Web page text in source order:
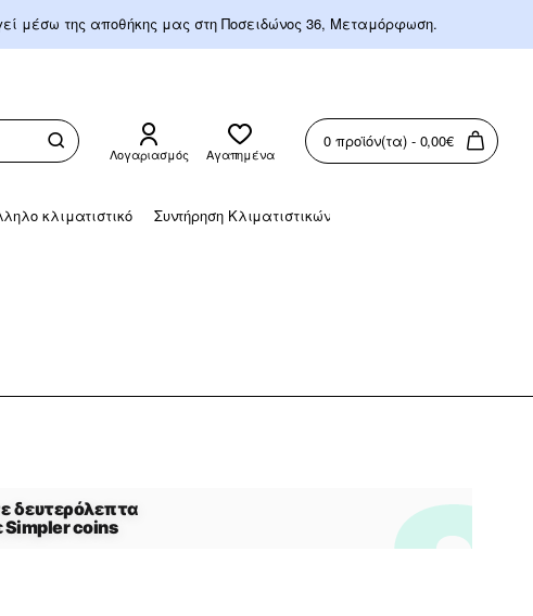
μέσω της αποθήκης μας στη Ποσειδώνος 36, Μεταμόρφωση.
Λογαριασμός Αγαπημένα
0 προϊόν(τα) - 0,00€
κλιματιστικό Συντήρηση Κλιματιστικών